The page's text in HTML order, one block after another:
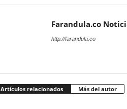
Farandula.co
http://farandula.co
Artículos relacionados Más del autor